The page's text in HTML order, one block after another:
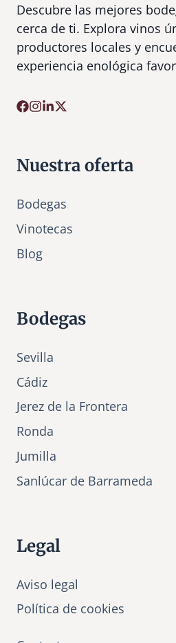
Descubre las mejores
cerca de ti. Explora vinos
productores locales y
experiencia enológica
Nuestra oferta
Bodegas
Vinotecas
Blog
Bodegas
Sevilla
Cádiz
Jerez de la Frontera
Ronda
Jumilla
Sanlúcar de Barrameda
Legal
Aviso legal
Política de cookies